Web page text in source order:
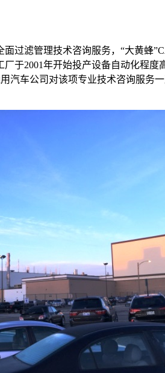
面过滤管理技术咨询服务，“大黄蜂”
厂于2001年开始投产设备自动化程度
汽车公司对该项专业技术咨询服务